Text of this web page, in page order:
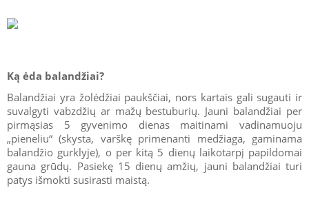
Ką ėda balandžiai?
Balandžiai yra žolėdžiai paukščiai, nors kartais gali sugauti ir
suvalgyti vabzdžių ar mažų bestuburių. Jauni balandžiai per
pirmąsias 5 gyvenimo dienas maitinami vadinamuoju
„pieneliu“ (skysta, varškę primenanti medžiaga, gaminama
balandžio gurklyje), o per kitą 5 dienų laikotarpį papildomai
gauna grūdų. Pasiekę 15 dienų amžių, jauni balandžiai turi
patys išmokti susirasti maistą.